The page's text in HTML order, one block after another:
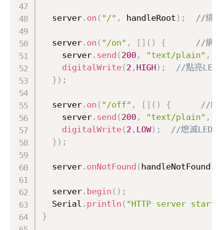
  server
. on ( "/" , handleRoot ) ; //綁定
  server
. on ( "/on" , [ ] ( ) {
//網
    server
. send ( 200, "text/plain" ,
digitalWrite( 2 , HIGH ) ;
//點亮LED
} ) ;
  server
. on ( "/off" , [ ] ( ) {
//網
    server
. send ( 200, "text/plain" ,
digitalWrite( 2 , LOW) ;
//熄滅LED
} ) ;
  server
. onNotFound ( handleNotFound
  server
. begin ( ) ;
  Serial
. println ( "HTTP server
}